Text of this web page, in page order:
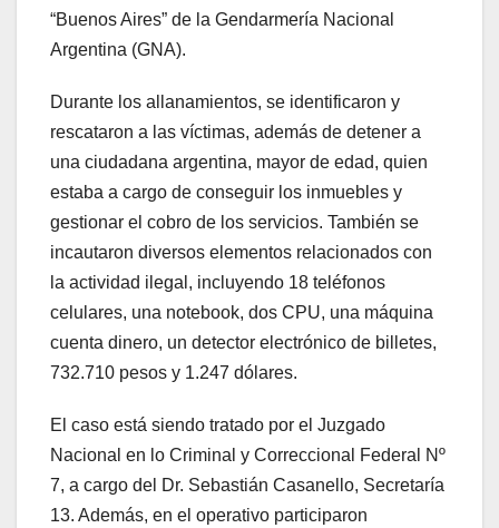
“Buenos Aires” de la Gendarmería Nacional
Argentina (GNA).
Durante los allanamientos, se identificaron y
rescataron a las víctimas, además de detener a
una ciudadana argentina, mayor de edad, quien
estaba a cargo de conseguir los inmuebles y
gestionar el cobro de los servicios. También se
incautaron diversos elementos relacionados con
la actividad ilegal, incluyendo 18 teléfonos
celulares, una notebook, dos CPU, una máquina
cuenta dinero, un detector electrónico de billetes,
732.710 pesos y 1.247 dólares.
El caso está siendo tratado por el Juzgado
Nacional en lo Criminal y Correccional Federal Nº
7, a cargo del Dr. Sebastián Casanello, Secretaría
13. Además, en el operativo participaron